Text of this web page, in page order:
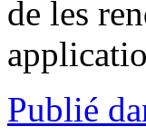
de les
Publié